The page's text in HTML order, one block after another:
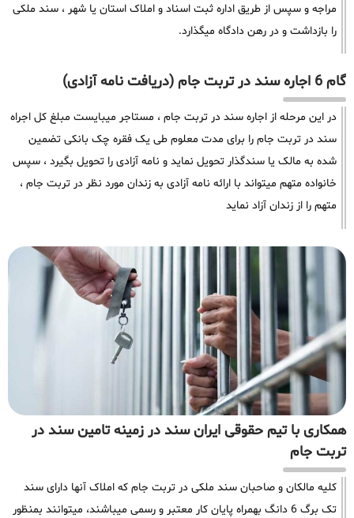
مراجه و سپس از طریق اداره ثبت اسناد و املاک استان یا شهر ، سند ملکی
را بازداشت و در رهن دادگاه میگذارد.
گام 6 اجاره سند در تربت جام (دریافت نامه آزادی)
در این مرحله از اجاره سند در تربت جام ، مستاجر میبایست مبلغ کل اجراه
سند در تربت جام را برای مدت معلوم طی یک فقره چک بانکی تضمین
شده به مالک یا سندگذار تحویل نماید و نامه آزادی را تحویل بگیرد ، سپس
خانواده متهم میتواند با ارائه نامه آزادی به زندان مورد نظر در تربت جام ،
متهم را از زندان آزاد نماید
همکاری با تیم حقوقی ایران سند در زمینه تامین سند در
تربت جام
کلیه مالکان و صاحبان سند ملکی در تربت جام که املاک آنها دارای سند
تک برگ 6 دانگ بهمراه پایان کار معتبر و رسمی میباشند، میتوانند بمنظور